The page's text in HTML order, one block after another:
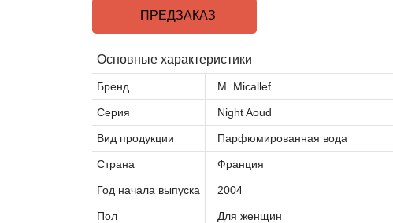
ПРЕДЗАКАЗ
Основные характеристики
Бренд M. Micallef
Серия Night Aoud
Вид продукции Парфюмированная вода
Страна Франция
Год начала выпуска 2004
Пол Для женщин